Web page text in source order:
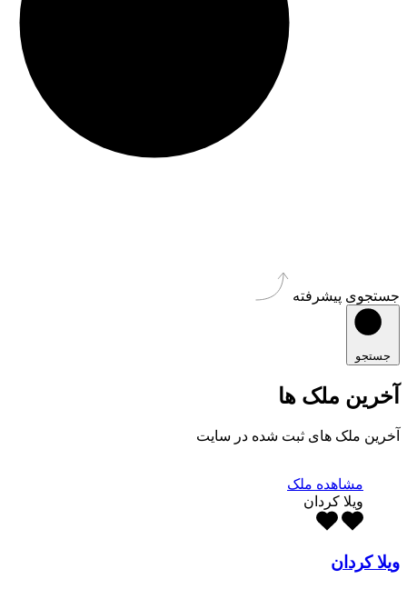
جستجوی پیشرفته
جستجو
آخرین ملک ها
آخرین ملک های ثبت شده در سایت
مشاهده ملک
ویلا کردان
ویلا کردان